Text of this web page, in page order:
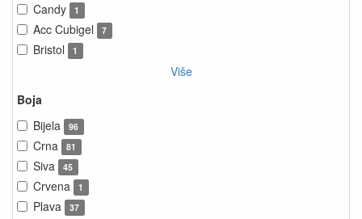
Candy 1
Acc Cubigel 7
Bristol 1
Više
Boja
Bijela
96
Crna 81
Siva 45
Crvena 1
Plava 37